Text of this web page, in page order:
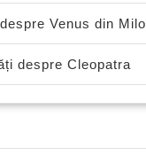
Venus din Milo
despre Cleopatra